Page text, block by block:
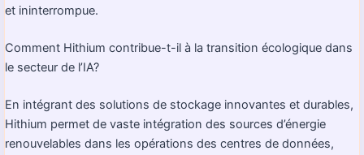
et ininterrompue.
Comment Hithium contribue-t-il à la transition écologique dans
le secteur de l’IA?
En intégrant des solutions de stockage innovantes et durables,
Hithium permet de vaste intégration des sources d’énergie
renouvelables dans les opérations des centres de données,